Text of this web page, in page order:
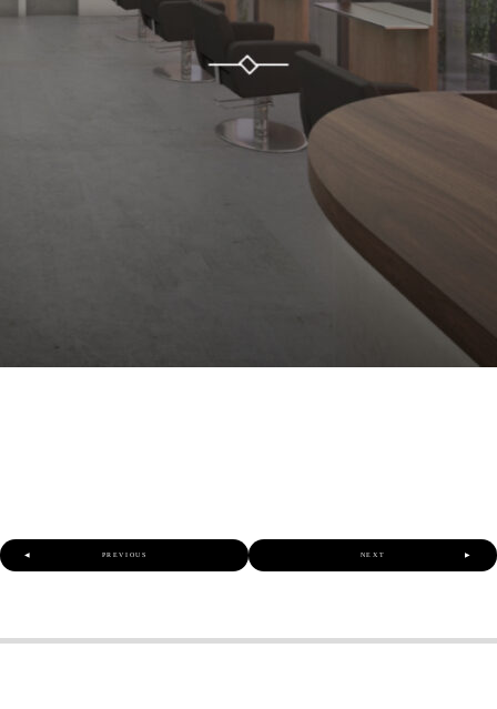
PREVIOUS
◀︎ NEXT ▶︎